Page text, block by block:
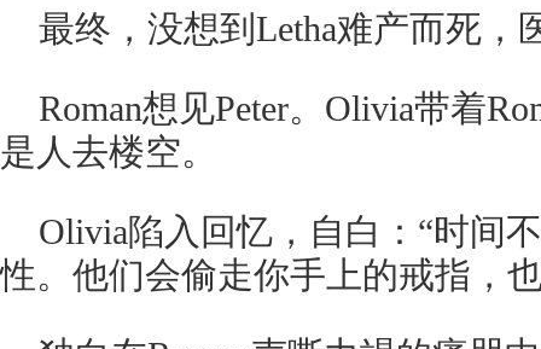
最终，没想到Letha难产而死，
Roman想见Peter。Olivia带着
是人去楼空。
Olivia陷入回忆，自白：“时间
性。他们会偷走你手上的戒指，